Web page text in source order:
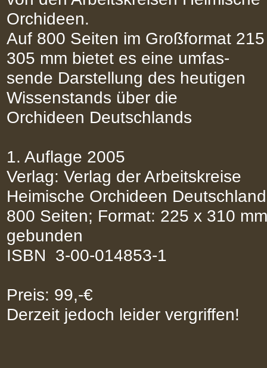
Orchideen.
Auf 800 Seiten im Großformat
305 mm bietet es eine umfas-
sende Darstellung des heutigen
Wissenstands über die
Orchideen Deutschlands
1. Auflage 2005
Verlag: Verlag der Arbeitskreise
Heimische Orchideen
800 Seiten; Format: 225 x 310
gebunden
ISBN 3-00-014853-1
Preis: 99,-€
Derzeit jedoch leider vergriffen!